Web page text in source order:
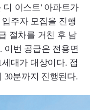
디 이스트' 아파트가
주자 모집을 진행
절차를 거친 후 남
이번 공급은 전용면
대가 대상이다. 접
30분까지 진행된다.